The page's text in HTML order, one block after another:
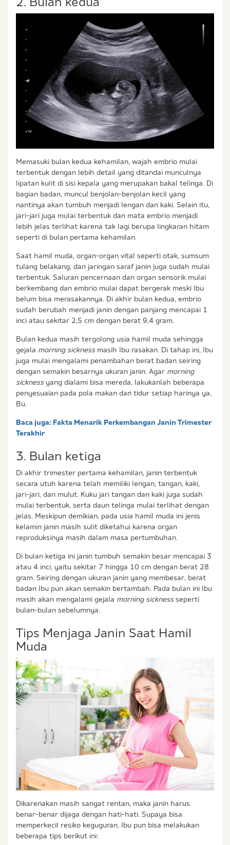
Memasuki bulan kedua kehamilan, wajah embrio mulai
terbentuk dengan lebih detail yang ditandai munculnya
lipatan kulit di sisi kepala yang merupakan bakal telinga. Di
bagian badan, muncul benjolan-benjolan kecil yang
nantinya akan tumbuh menjadi lengan dan kaki. Selain itu,
jari-jari juga mulai terbentuk dan mata embrio menjadi
lebih jelas terlihat karena tak lagi berupa lingkaran hitam
seperti di bulan pertama kehamilan.
Saat hamil muda, organ-organ vital seperti otak, sumsum
tulang belakang, dan jaringan saraf janin juga sudah mulai
terbentuk. Saluran pencernaan dan organ sensorik mulai
berkembang dan embrio mulai dapat bergerak meski Ibu
belum bisa merasakannya. Di akhir bulan kedua, embrio
sudah berubah menjadi janin dengan panjang mencapai 1
inci atau sekitar 2,5 cm dengan berat 9,4 gram.
Bulan kedua masih tergolong usia hamil muda sehingga
gejala morning sicknessmasih Ibu rasakan. Di tahap ini, Ibu
juga mulai mengalami penambahan berat badan seiring
dengan semakin besarnya ukuran janin. Agar morning
sicknessyang dialami bisa mereda, lakukanlah beberapa
penyesuaian pada pola makan dan tidur setiap harinya ya,
Bu.
Baca juga: Fakta Menarik Perkembangan Janin Trimester
Terakhir
3. Bulan ketiga
Di akhir trimester pertama kehamilan, janin terbentuk
secara utuh karena telah memiliki lengan, tangan, kaki,
jari-jari, dan mulut. Kuku jari tangan dan kaki juga sudah
mulai terbentuk, serta daun telinga mulai terlihat dengan
jelas. Meskipun demikian, pada usia hamil muda ini jenis
kelamin janin masih sulit diketahui karena organ
reproduksinya masih dalam masa pertumbuhan.
Di bulan ketiga ini janin tumbuh semakin besar mencapai 3
atau 4 inci, yaitu sekitar 7 hingga 10 cm dengan berat 28
gram. Seiring dengan ukuran janin yang membesar, berat
badan Ibu pun akan semakin bertambah. Pada bulan ini Ibu
masih akan mengalami gejala morning sicknessseperti
bulan-bulan sebelumnya.
Tips Menjaga Janin Saat Hamil
Muda
Dikarenakan masih sangat rentan, maka janin harus
benar-benar dijaga dengan hati-hati. Supaya bisa
memperkecil resiko keguguran, Ibu pun bisa melakukan
beberapa tips berikut ini: